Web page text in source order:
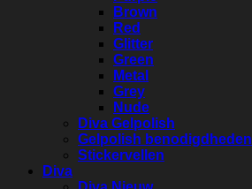
Brown
Red
Glitter
Green
Metal
Grey
Nude
Diva Gelpolish
Gelpolish benodigdheden
Stickervellen
Diva